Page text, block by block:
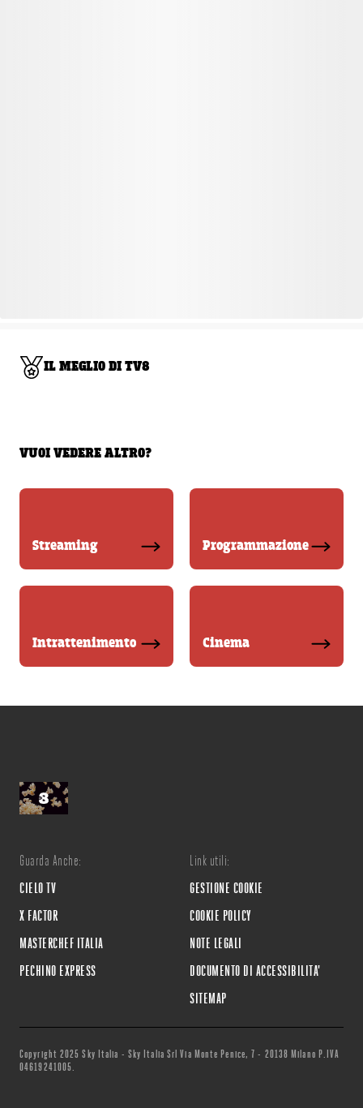
IL MEGLIO DI TV8
VUOI VEDERE ALTRO?
Streaming Programmazione
Intrattenimento Cinema
Guarda Anche:
CIELO TV
X FACTOR
MASTERCHEF ITALIA
PECHINO EXPRESS
Link utili:
GESTIONE COOKIE
COOKIE POLICY
NOTE LEGALI
DOCUMENTO DI ACCESSIBILITA'
SITEMAP
Copyright 2025 Sky Italia - Sky Italia Srl Via Monte Penice, 7 - 20138 Milano P.IVA
04619241005.